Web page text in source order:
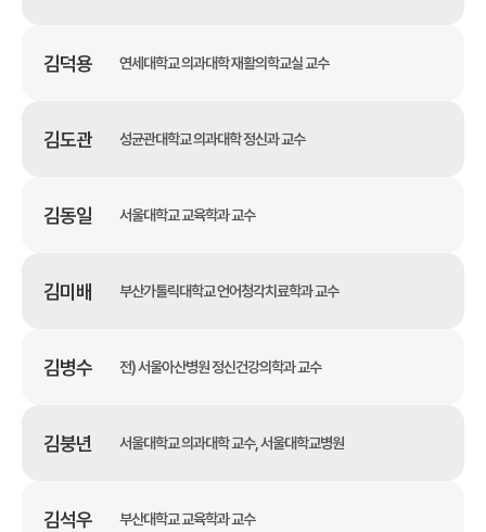
김덕용 연세대학교 의과대학 재활의학교실 교수
김도관 성균관대학교 의과대학 정신과 교수
김동일 서울대학교 교육학과 교수
김미배 부산가톨릭대학교 언어청각치료학과 교수
김병수 전) 서울아산병원 정신건강의학과 교수
김붕년 서울대학교 의과대학 교수, 서울대학교병원
김석우 부산대학교 교육학과 교수